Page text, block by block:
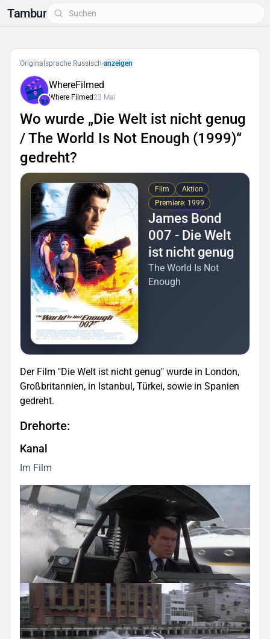
Tambur
Originalsprache Russisch-anzeigen
WhereFilmed
Where Filmed23 Mai
Wo wurde „Die Welt ist nicht genug
/ The World Is Not Enough (1999)“
gedreht?
Film
Aktion
Premiere: 1999
James Bond
007 - Die Welt
ist nicht genug
The World Is Not
Enough
Der Film "Die Welt ist nicht genug" wurde in London,
Großbritannien, in Istanbul, Türkei, sowie in Spanien
gedreht.
Drehorte:
Kanal
Im Film